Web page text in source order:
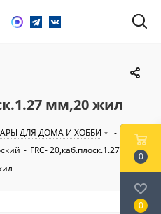
мм,20 жил
ДЛЯ ДОМА И ХОББИ
-
- FRC- 20,каб.плоск.1.27 мм,20
0
0